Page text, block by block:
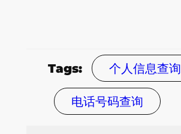
Tags: 个人信息查询
电话号码查询